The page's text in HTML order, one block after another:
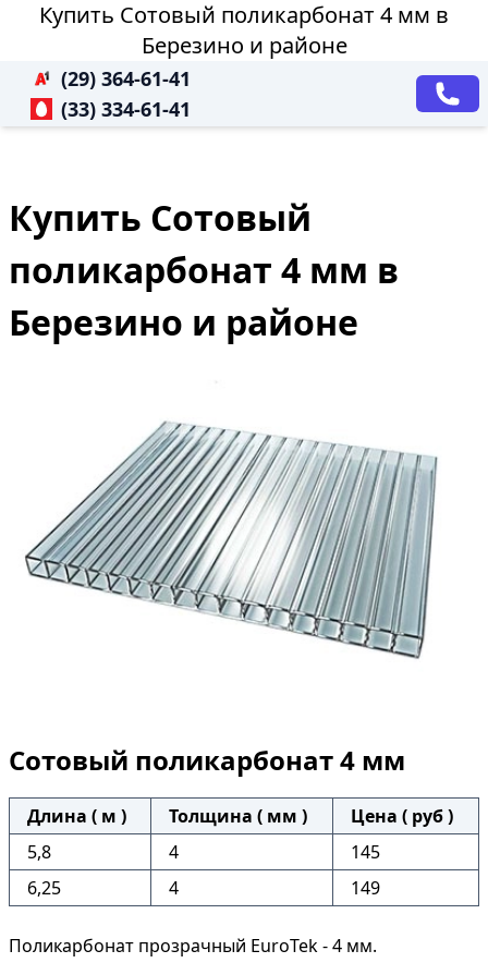
Купить Сотовый поликарбонат 4 мм в
Березино и районе
(29) 364-61-41
(33) 334-61-41
Купить Сотовый
поликарбонат 4 мм в
Березино и районе
Сотовый поликарбонат 4 мм
Длина ( м ) Толщина ( мм )
Цена ( руб )
5,8
4
145
6,25
4 149
Поликарбонат прозрачный EuroTek - 4 мм.